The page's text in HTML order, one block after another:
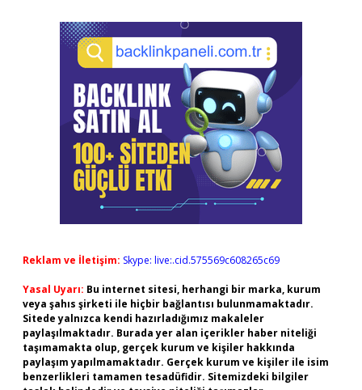
Reklam ve İletişim: Skype: live:.cid.575569c608265c69
Yasal Uyarı: Bu internet sitesi, herhangi bir marka, kurum
veya şahıs şirketi ile hiçbir bağlantısı bulunmamaktadır.
Sitede yalnızca kendi hazırladığımız makaleler
paylaşılmaktadır. Burada yer alan içerikler haber niteliği
taşımamakta olup, gerçek kurum ve kişiler hakkında
paylaşım yapılmamaktadır. Gerçek kurum ve kişiler ile isim
benzerlikleri tamamen tesadüfidir. Sitemizdeki bilgiler